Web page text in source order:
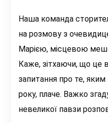
Наша команда
на розмову з
Марією, місцевою
Каже, зітхаючи, що це
запитання про те,
року, плаче. Важко
невеликої павзи